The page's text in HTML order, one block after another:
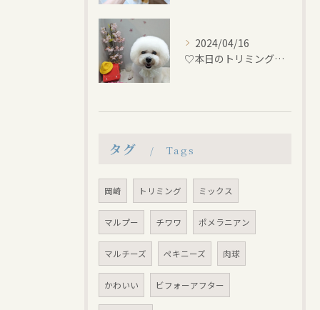
2024/04/16
♡本日のトリミング♡⁠~岡崎トリミングサロン~
タグ Tags
岡崎 トリミング ミックス
マルプー チワワ ポメラニアン
マルチーズ ペキニーズ 肉球
かわいい ビフォーアフター